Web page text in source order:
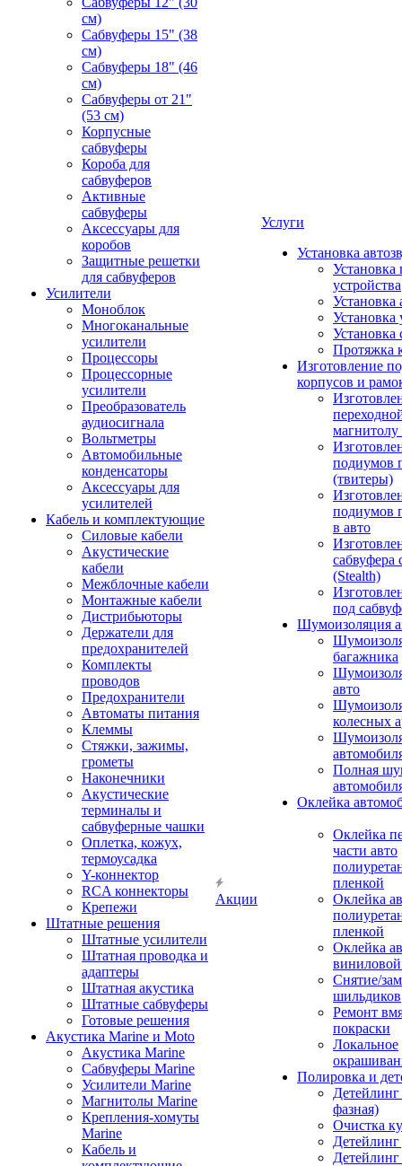
см)
Сабвуферы 15" (38
см)
Сабвуферы 18" (46
см)
Сабвуферы от 21"
(53 см)
Корпусные
сабвуферы
Короба для
сабвуферов
Активные
сабвуферы
Аксессуары для
коробов
Защитные решетки
для сабвуферов
Усилители
Моноблок
Многоканальные
усилители
Процессоры
Процессорные
усилители
Преобразователь
аудиосигнала
Вольтметры
Автомобильные
конденсаторы
Аксессуары для
усилителей
Кабель и комплектующие
Силовые кабели
Акустические
кабели
Межблочные кабели
Монтажные кабели
Дистрибьюторы
Держатели для
предохранителей
Комплекты
проводов
Предохранители
Автоматы питания
Клеммы
Стяжки, зажимы,
грометы
Наконечники
Акустические
терминалы и
сабвуферные чашки
Оплетка, кожух,
термоусадка
Y-коннектор
RCA коннекторы
Крепежи
Штатные решения
Штатные усилители
Штатная проводка и
адаптеры
Штатная акустика
Штатные сабвуферы
Готовые решения
Акустика Marine и Moto
Акустика Marine
Сабвуферы Marine
Усилители Marine
Магнитолы Marine
Крепления-хомуты
Marine
Кабель и
Акции
Услуги
Установка
Установка
устройства
Установка
Установка
Установка
Протяжка
Изготовление
корпусов и
подиумов
(твитеры)
подиумов
в авто
сабвуфера
(Stealth)
под
Шумоизоляция
багажника
авто
колесных
Полная
Оклейка
Оклейка
части авто
пленкой
Оклейка
пленкой
Оклейка
Снятие/
шильдиков
Ремонт
покраски
Локальное
Полировка и
фазная)
Очистка
Детейлинг